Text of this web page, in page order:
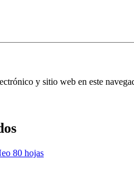
y sitio web en este